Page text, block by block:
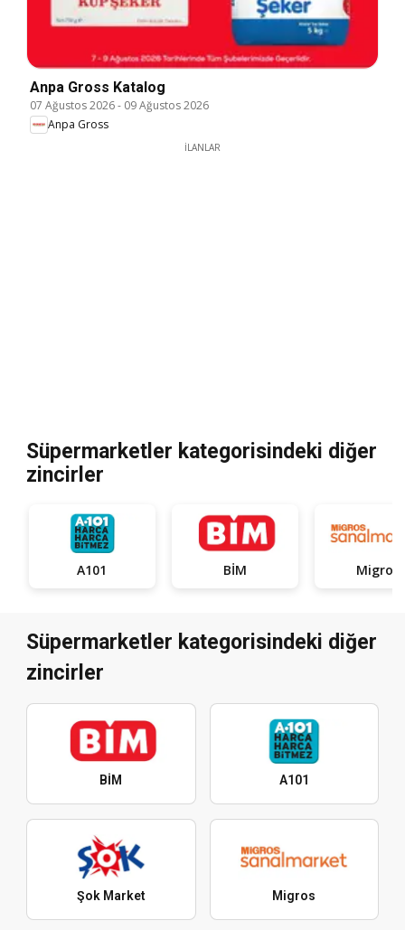
Anpa Gross Katalog
07 Ağustos 2026- 09 Ağustos 2026
Anpa Gross
İLANLAR
Süpermarketler kategorisindeki diğer
zincirler
A101 BİM Migros
Süpermarketler kategorisindeki diğer
zincirler
BİM A101
Şok Market Migros